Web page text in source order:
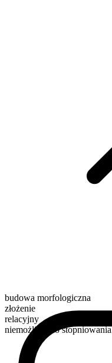
budowa morfologiczna
złożenie
relacyjny
niemożliwe do stopniowania